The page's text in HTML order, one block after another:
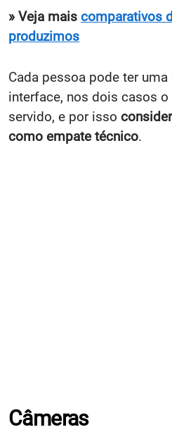
» Veja mais comparativos
produzimos
Cada pessoa pode ter
interface, nos dois casos
servido, e por isso
como empate técnico.
Câmeras